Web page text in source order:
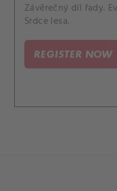
Závěrečný díl řady.
Srdce lesa.
REGISTER NOW